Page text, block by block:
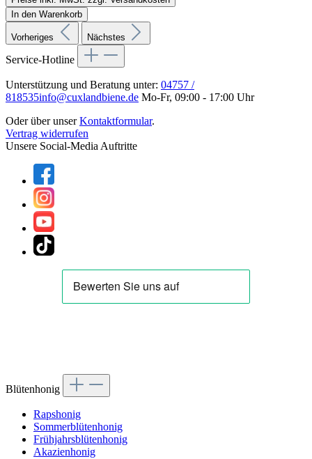
In den Warenkorb
Vorheriges Nächstes
Service-Hotline
Unterstützung und Beratung unter: 04757 /
818535info@cuxlandbiene.de Mo-Fr, 09:00 - 17:00 Uhr
Oder über unserKontaktformular.
Vertrag widerrufen
Unsere Social-Media Auftritte
Blütenhonig
Rapshonig
Sommerblütenhonig
Frühjahrsblütenhonig
Akazienhonig